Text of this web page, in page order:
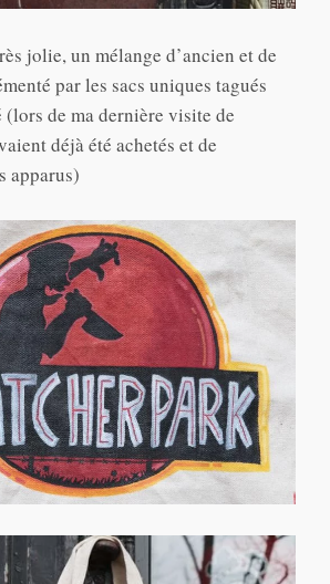
jolie, un mélange d’ancien et de
par les sacs uniques tagués
(lors de ma dernière visite de
déjà été achetés et de
apparus)